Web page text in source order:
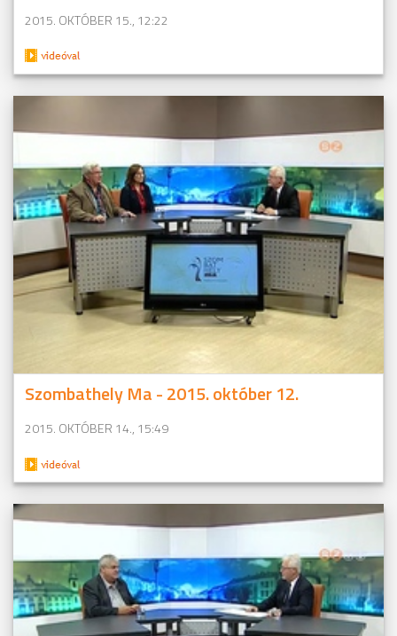
2015. OKTÓBER 15., 12:22
Szombathely Ma - 2015. október 12.
2015. OKTÓBER 14., 15:49